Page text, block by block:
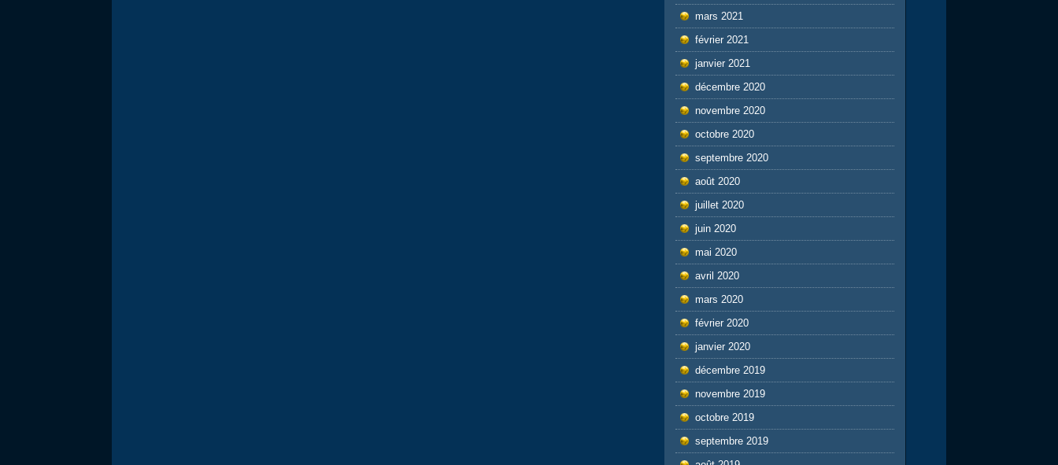
mars 2021
février 2021
janvier 2021
décembre 2020
novembre 2020
octobre 2020
septembre 2020
août 2020
juillet 2020
juin 2020
mai 2020
avril 2020
mars 2020
février 2020
janvier 2020
décembre 2019
novembre 2019
octobre 2019
septembre 2019